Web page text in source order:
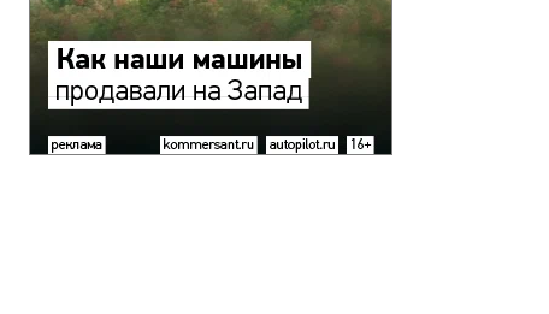
Шпаков
беглецом-
международником
Предоставлено